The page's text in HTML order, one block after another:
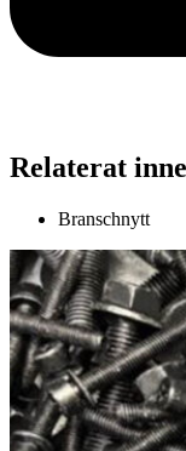
Relaterat
Branschnytt